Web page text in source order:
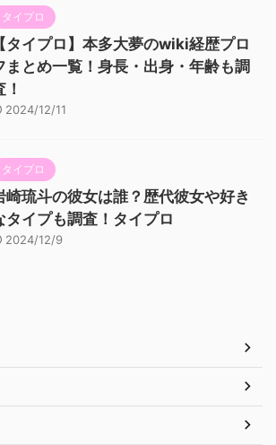
タイプロ
【タイプロ】本多大夢のwiki経歴プロ
まとめ一覧！身長・出身・年齢も調
！
2024/12/11
タイプロ
崎琉斗の彼女は誰？歴代彼女や好き
タイプも調査！タイプロ
2024/12/9